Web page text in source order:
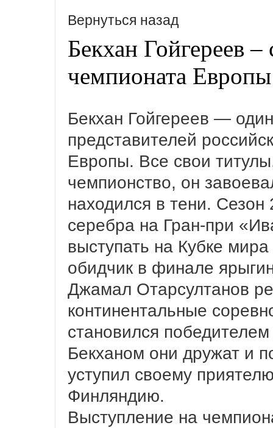
Вернуться назад
Бекхан Гойгереев
чемпионата Европы
Бекхан Гойгереев —
представителей
Европы. Все свои
чемпионство, он
находился в тени.
серебра на Гран-при
выступать на Кубке
обидчик в финале
Джамал Отарсултанов
континентальные
становился
Бекханом они дружат и
уступил своему
Финляндию.
Выступление на